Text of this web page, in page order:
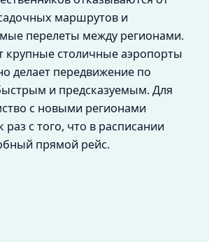
маршрутов и
перелеты между регионами.
крупные столичные аэропорты
делает передвижение по
и предсказуемым. Для
с новыми регионами
раз с того, что в расписании
прямой рейс.